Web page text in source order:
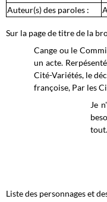
Auteur(s) des paroles :
Sur la page de titre de la
Cange ou le
un acte.
Cité-Variétés, le
françoise, Par les
Je
tout.
Liste des personnages et